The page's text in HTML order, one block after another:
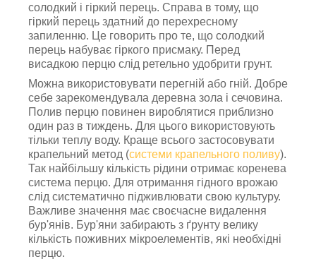
солодкий і гіркий перець. Справа в тому, що
гіркий перець здатний до перехресному
запиленню. Це говорить про те, що солодкий
перець набуває гіркого присмаку. Перед
висадкою перцю слід ретельно удобрити грунт.
Можна використовувати перегній або гній. Добре
себе зарекомендувала деревна зола і сечовина.
Полив перцю повинен вироблятися приблизно
один раз в тиждень. Для цього використовують
тільки теплу воду. Краще всього застосовувати
крапельний метод (системи крапельного поливу).
Так найбільшу кількість рідини отримає коренева
система перцю. Для отримання гідного врожаю
слід систематично підживлювати свою культуру.
Важливе значення має своєчасне видалення
бур'янів. Бур'яни забирають з ґрунту велику
кількість поживних мікроелементів, які необхідні
перцю.